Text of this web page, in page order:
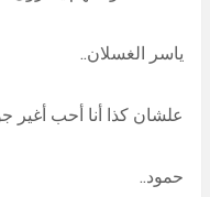
ياسر الغسلان..
علشان كذا أنا أحب أغير
حمود..